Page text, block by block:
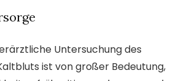
Untersuchung des
ist von großer Bedeutung,